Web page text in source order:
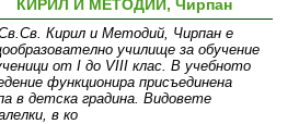
КИРИЛ И МЕТОДИЙ, Чирпан
Кирил и Методий, Чирпан е
училище за обучение
от I до VIII клас. В учебното
функционира присъединена
в детска градина. Видовете
в ко